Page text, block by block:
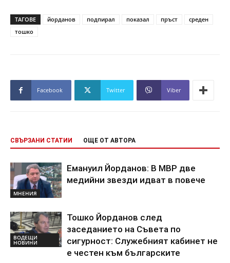
ТАГОВЕ йорданов подпирал показал пръст
среден
тошко
Facebook Twitter Viber
СВЪРЗАНИ СТАТИИ ОЩЕ ОТ АВТОРА
МНЕНИЯ
Емануил Йорданов: В МВР две
медийни звезди идват в повече
ВОДЕЩИ
НОВИНИ
Тошко Йорданов след
заседанието на Съвета по
сигурност: Служебният кабинет не
е честен към българските